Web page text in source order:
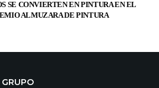
SE CONVIERTEN EN PINTURA EN EL
ALMUZARA DE PINTURA